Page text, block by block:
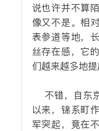
说也许并不算
像又不是。相
表参道等地，
丝存在感，它
们越来越多地提
不错，自东
以来，锦系町
军突起，竟在